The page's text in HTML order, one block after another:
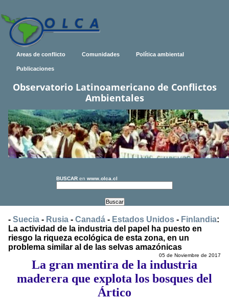
Areas de conflicto Comunidades Política ambiental
Publicaciones
Observatorio Latinoamericano de Conflictos
Ambientales
BUSCAR en www.olca.cl
- Suecia - Rusia - Canadá - Estados Unidos - Finlandia:
La actividad de la industria del papel ha puesto en
riesgo la riqueza ecológica de esta zona, en un
problema similar al de las selvas amazónicas
05 de Noviembre de 2017
La gran mentira de la industria
maderera que explota los bosques del
Ártico